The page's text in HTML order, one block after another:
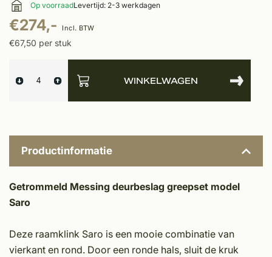
Op voorraadLevertijd: 2-3 werkdagen
€274,- Incl. BTW
€67,50 per stuk
WINKELWAGEN
Productinformatie
Getrommeld Messing deurbeslag greepset model
Saro
Deze raamklink Saro is een mooie combinatie van
vierkant en rond. Door een ronde hals, sluit de kruk